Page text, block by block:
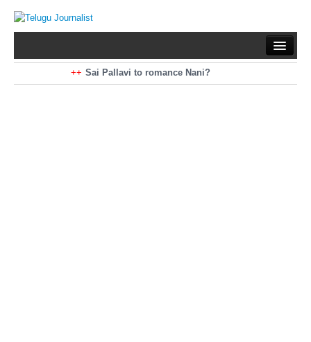
Sai Pallavi to romance Nani?
Kiara Advani to romance Pawan Kalyan